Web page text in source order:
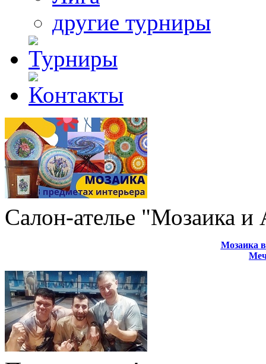
другие турниры
Салон-ателье "Мозаика
Мозаика в